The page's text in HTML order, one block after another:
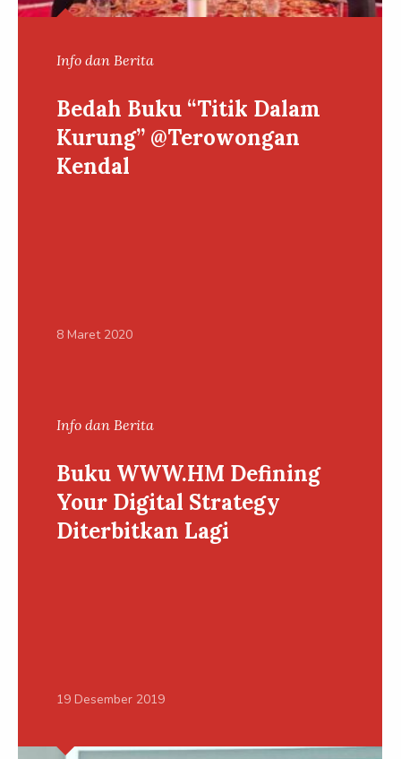
Info dan Berita
Bedah Buku “Titik Dalam
Kurung” @Terowongan
Kendal
8 Maret 2020
Info dan Berita
Buku WWW.HM Defining
Your Digital Strategy
Diterbitkan Lagi
19 Desember 2019